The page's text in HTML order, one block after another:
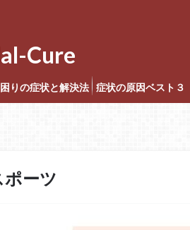
Cure
りの症状と解決法 症状の原因ベスト３
ーツ